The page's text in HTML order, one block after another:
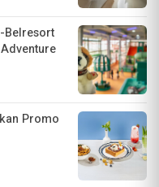
Belresort
Promo